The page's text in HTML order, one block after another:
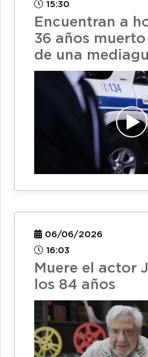
15:30
Encuentran a
36 años
de una
06/06/2026
16:03
Muere el actor
los 84 años